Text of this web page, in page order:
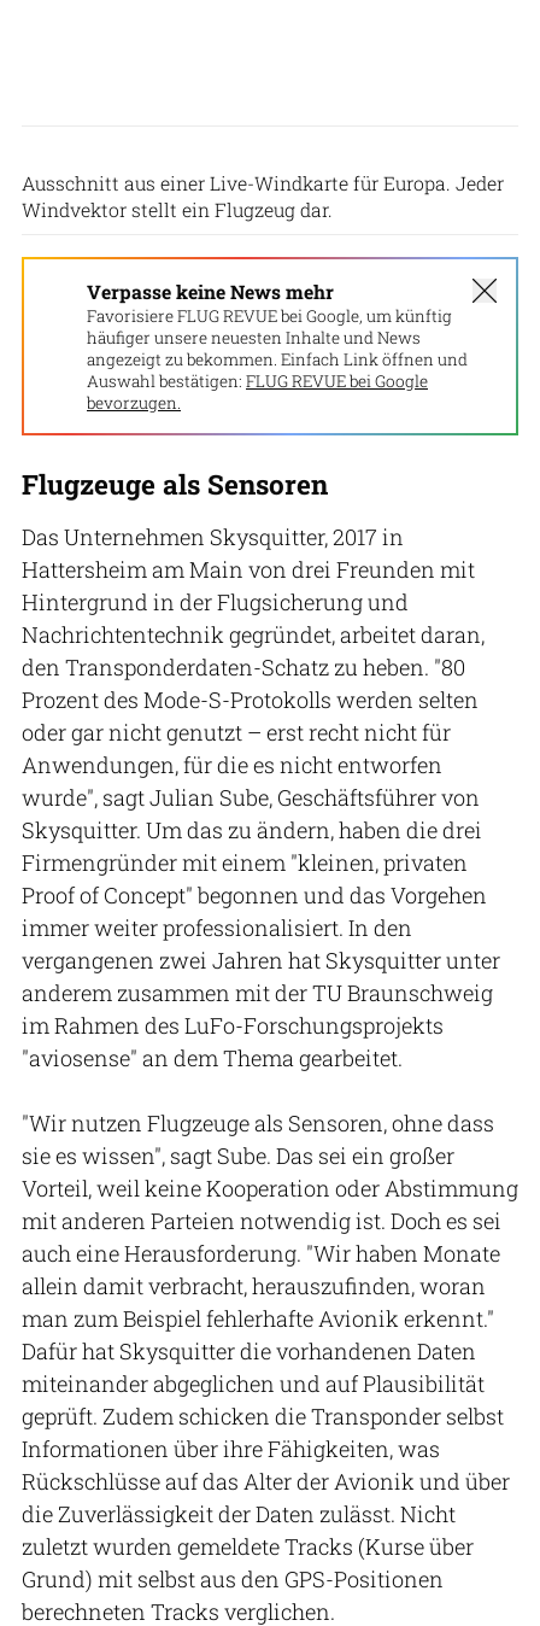
Ausschnitt aus einer Live-Windkarte für Europa. Jeder
Windvektor stellt ein Flugzeug dar.
Verpasse keine News mehr
Favorisiere FLUG REVUE bei Google, um künftig
häufiger unsere neuesten Inhalte und News
angezeigt zu bekommen. Einfach Link öffnen und
Auswahl bestätigen: FLUG REVUE bei Google
bevorzugen.
Flugzeuge als Sensoren
Das Unternehmen Skysquitter, 2017 in
Hattersheim am Main von drei Freunden mit
Hintergrund in der Flugsicherung und
Nachrichtentechnik gegründet, arbeitet daran,
den Transponderdaten-Schatz zu heben. "80
Prozent des Mode-S-Protokolls werden selten
oder gar nicht genutzt – erst recht nicht für
Anwendungen, für die es nicht entworfen
wurde", sagt Julian Sube, Geschäftsführer von
Skysquitter. Um das zu ändern, haben die drei
Firmengründer mit einem "kleinen, privaten
Proof of Concept" begonnen und das Vorgehen
immer weiter professionalisiert. In den
vergangenen zwei Jahren hat Skysquitter unter
anderem zusammen mit der TU Braunschweig
im Rahmen des LuFo-Forschungsprojekts
"aviosense" an dem Thema gearbeitet.
"Wir nutzen Flugzeuge als Sensoren, ohne dass
sie es wissen", sagt Sube. Das sei ein großer
Vorteil, weil keine Kooperation oder Abstimmung
mit anderen Parteien notwendig ist. Doch es sei
auch eine Herausforderung. "Wir haben Monate
allein damit verbracht, herauszufinden, woran
man zum Beispiel fehlerhafte Avionik erkennt."
Dafür hat Skysquitter die vorhandenen Daten
miteinander abgeglichen und auf Plausibilität
geprüft. Zudem schicken die Transponder selbst
Informationen über ihre Fähigkeiten, was
Rückschlüsse auf das Alter der Avionik und über
die Zuverlässigkeit der Daten zulässt. Nicht
zuletzt wurden gemeldete Tracks (Kurse über
Grund) mit selbst aus den GPS-Positionen
berechneten Tracks verglichen.